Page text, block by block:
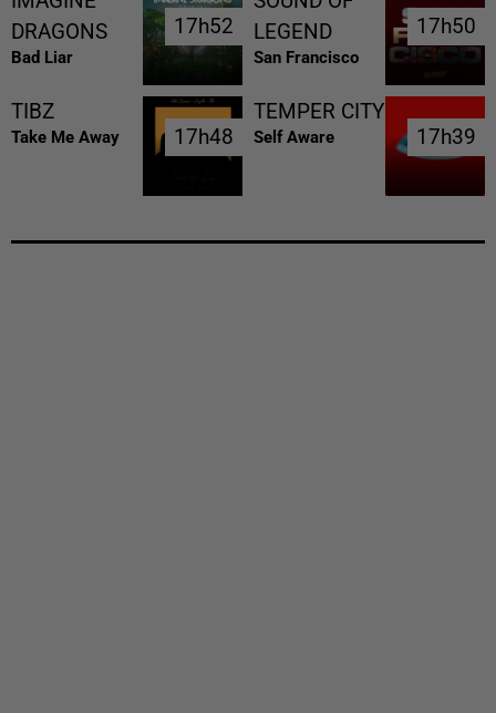
DRAGONS
Bad Liar
17h52
17h52
LEGEND
San Francisco
17h50
17h50
TIBZ
Take Me Away 17h48
17h48
TEMPER CITY
Self Aware 17h39
17h39